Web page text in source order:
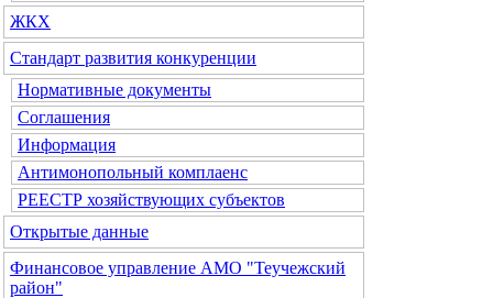
ЖКХ
Стандарт развития конкуренции
Нормативные документы
Соглашения
Информация
Антимонопольный комплаенс
РЕЕСТР хозяйствующих субъектов
Открытые данные
Финансовое управление АМО "Теучежский
район"